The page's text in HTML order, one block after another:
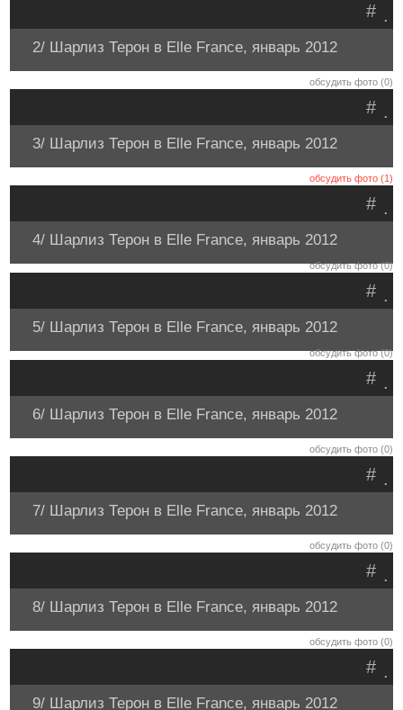
.
#
2/ Шарлиз Терон в Elle France, январь 2012
обсудить фото (0)
.
#
3/ Шарлиз Терон в Elle France, январь 2012
обсудить фото (1)
.
#
4/ Шарлиз Терон в Elle France, январь 2012
обсудить фото (0)
.
#
5/ Шарлиз Терон в Elle France, январь 2012
обсудить фото (0)
.
#
6/ Шарлиз Терон в Elle France, январь 2012
обсудить фото (0)
.
#
7/ Шарлиз Терон в Elle France, январь 2012
обсудить фото (0)
.
#
8/ Шарлиз Терон в Elle France, январь 2012
обсудить фото (0)
.
#
9/ Шарлиз Терон в Elle France, январь 2012